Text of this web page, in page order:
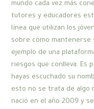
mundo cada vez más
tutores y educadores
línea que utilizan los
sobre cómo mantenerse
ejemplo de una
riesgos que conlleva. Es
hayas escuchado su
esto no se trata de algo
nació en el año 2009 y